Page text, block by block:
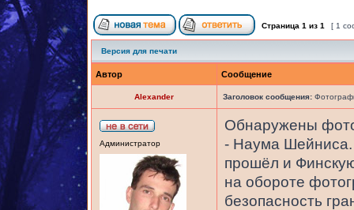
Страница 1 из 1 [ 1
Версия для печати
Автор Сообщение
Alexander Заголовок сообщения:
Администратор
Обнаружены
- Наума Шейниса.
прошёл и
на обороте
безопасность